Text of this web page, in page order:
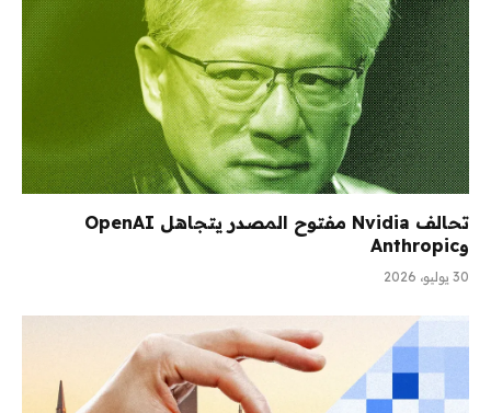
تحالف Nvidia مفتوح المصدر يتجاهل OpenAI
وAnthropic
30 يوليو، 2026